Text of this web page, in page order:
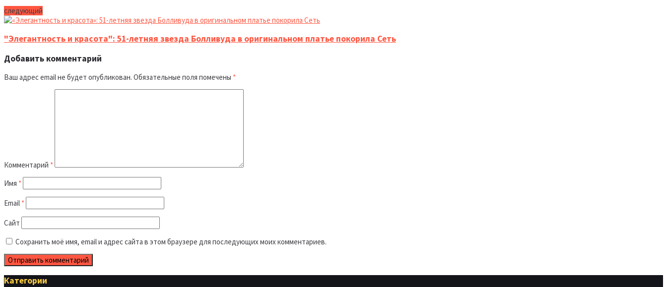
следующий
"Элегантность и красота": 51-летняя звезда Болливуда в оригинальном платье покорила Сеть
Добавить комментарий
Ваш адрес email не будет опубликован. Обязательные поля помечены *
Комментарий *
Имя *
Email *
Сайт
Сохранить моё имя, email и адрес сайта в этом браузере для последующих моих комментариев.
Категории